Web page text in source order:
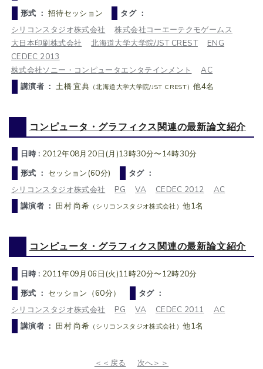
形式 ： 招待セッション
タグ ：
シリコンスタジオ株式会社
株式会社コーエーテクモゲームス
大日本印刷株式会社
北海道大学大学院/JST CREST
ENG
CEDEC 2013
株式会社ソニー・コンピュータエンタテインメント
AC
講演者 ：土橋 宜典 （北海道大学大学院/JST CREST）他4名
コンピュータ・グラフィクス関連の最新論文紹介
日時 : 2012年08月20日(月)13時30分〜14時30分
形式 ： セッション(60分)
タグ ：
シリコンスタジオ株式会社
PG VA CEDEC 2012
AC
講演者 ： 田村 尚希 （シリコンスタジオ株式会社）他1名
コンピュータ・グラフィクス関連の最新論文紹介
日時 : 2011年09月06日(火)11時20分〜12時20分
形式 ： セッション（60分）
タグ ：
シリコンスタジオ株式会社
PG VA CEDEC 2011
AC
講演者 ： 田村 尚希 （シリコンスタジオ株式会社）他1名
＜＜戻る
次へ＞＞